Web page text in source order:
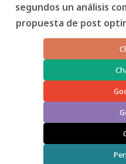
segundos un análisis
propuesta de post